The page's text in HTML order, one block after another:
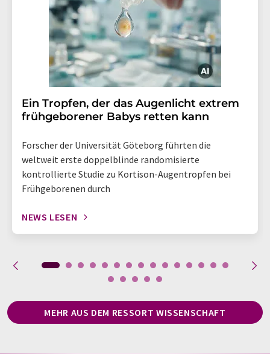
Ein Tropfen, der das Augenlicht extrem
frühgeborener Babys retten kann
Forscher der Universität Göteborg führten die
weltweit erste doppelblinde randomisierte
kontrollierte Studie zu Kortison-Augentropfen bei
Frühgeborenen durch
NEWS LESEN
MEHR AUS DEM RESSORT WISSENSCHAFT